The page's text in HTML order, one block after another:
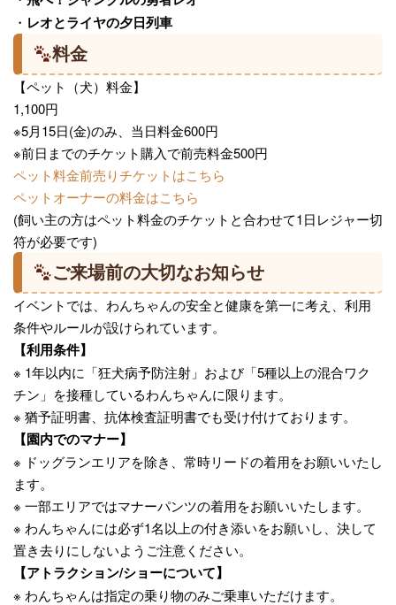
・ レオとライヤの夕日列車
料金
【ペット（犬）料金】
1,100円
※5月15日(金)のみ、当日料金600円
※前日までのチケット購入で前売料金500円
ペット料金前売りチケットはこちら
ペットオーナーの料金はこちら
(飼い主の方はペット料金のチケットと合わせて1日レジャー切
符が必要です)
ご来場前の大切なお知らせ
イベントでは、わんちゃんの安全と健康を第一に考え、利用
条件やルールが設けられています。
【利用条件】
※ 1年以内に「狂犬病予防注射」および「5種以上の混合ワク
チン」を接種しているわんちゃんに限ります。
※ 猶予証明書、抗体検査証明書でも受け付けております。
【園内でのマナー】
※ ドッグランエリアを除き、常時リードの着用をお願いいたし
ます。
※ 一部エリアではマナーパンツの着用をお願いいたします。
※ わんちゃんには必ず1名以上の付き添いをお願いし、決して
置き去りにしないようご注意ください。
【アトラクション/ショーについて】
※ わんちゃんは指定の乗り物のみご乗車いただけます。